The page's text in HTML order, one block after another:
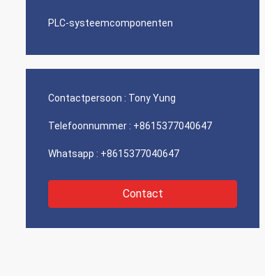
PLC-systeemcomponenten
Contactpersoon : Tony Yung
Telefoonnummer : +8615377040647
Whatsapp : +8615377040647
Contact